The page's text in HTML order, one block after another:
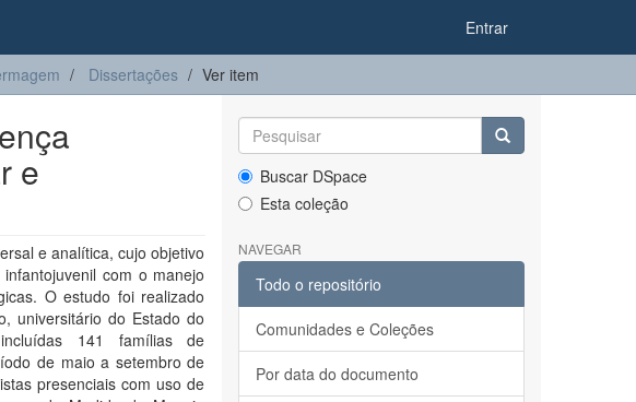
Entrar
Dissertações Ver item
e
e analítica, cujo objetivo
com o manejo
O estudo foi realizado
universitário do Estado do
141 famílias de
de maio a setembro de
presenciais com uso de
Buscar DSpace
Esta coleção
NAVEGAR
Todo o repositório
Comunidades e Coleções
Por data do documento